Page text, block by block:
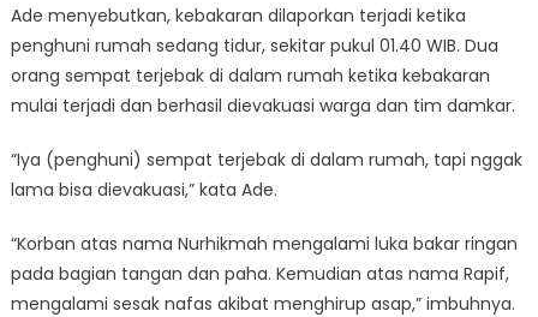
Ade menyebutkan, kebakaran dilaporkan terjadi ketika
penghuni rumah sedang tidur, sekitar pukul 01.40 WIB. Dua
orang sempat terjebak di dalam rumah ketika kebakaran
mulai terjadi dan berhasil dievakuasi warga dan tim damkar.
“Iya (penghuni) sempat terjebak di dalam rumah, tapi nggak
lama bisa dievakuasi,” kata Ade.
“Korban atas nama Nurhikmah mengalami luka bakar ringan
pada bagian tangan dan paha. Kemudian atas nama Rapif,
mengalami sesak nafas akibat menghirup asap,” imbuhnya.